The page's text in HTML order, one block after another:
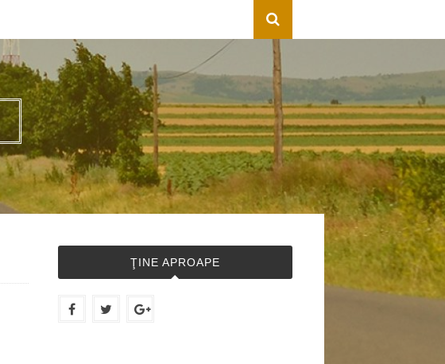
ŢINE APROAPE